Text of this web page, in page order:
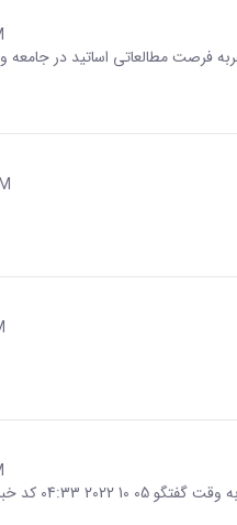
Persian version of this content.
version of this content.
version of this content.
version of this content.
: 1297 اشتراک گذاری چاپ کردن